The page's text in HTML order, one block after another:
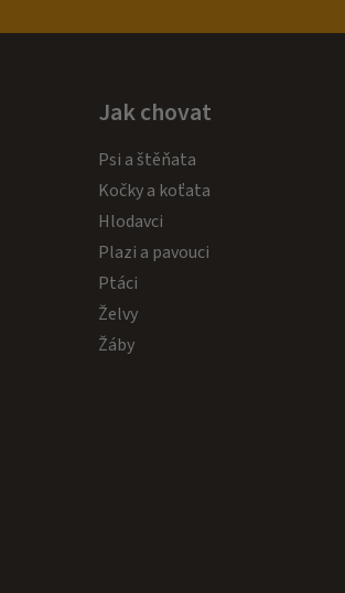
Jak chovat
Psi a štěňata
Kočky a koťata
Hlodavci
Plazi a pavouci
Ptáci
Želvy
Žáby